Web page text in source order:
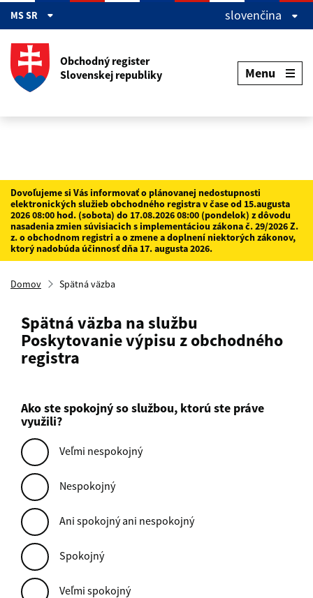
Preskočiť na hlavný obsah
MS SR slovenčina
Obchodný register
Slovenskej republiky
Menu
Dovoľujeme si Vás informovať o plánovanej nedostupnosti
elektronických služieb obchodného registra v čase od 15.augusta
2026 08:00 hod. (sobota) do 17.08.2026 08:00 (pondelok) z dôvodu
nasadenia zmien súvisiacich s implementáciou zákona č. 29/2026 Z.
z. o obchodnom registri a o zmene a doplnení niektorých zákonov,
ktorý nadobúda účinnosť dňa 17. augusta 2026.
Domov Spätná väzba
Spätná väzba na službu
Poskytovanie výpisu z obchodného
registra
Ako ste spokojný so službou, ktorú ste práve
využili?
Veľmi nespokojný
Nespokojný
Ani spokojný ani nespokojný
Spokojný
Veľmi spokojný